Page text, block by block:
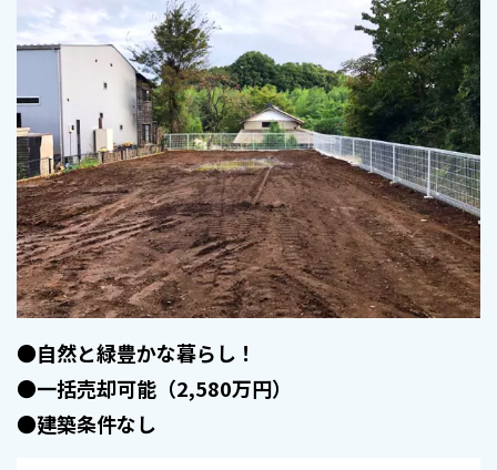
●自然と緑豊かな暮らし！
●一括売却可能（2,580万円）
●建築条件なし